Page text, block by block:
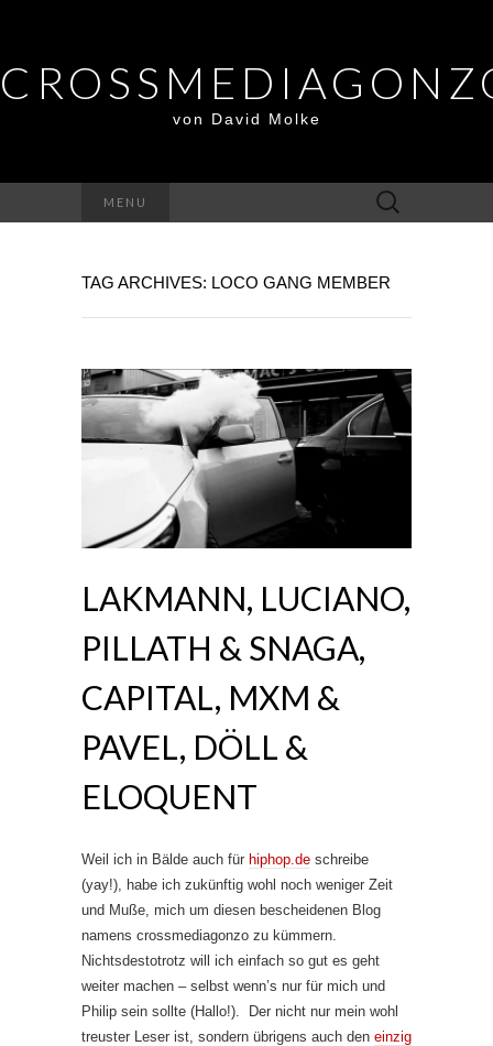
von David Molke
MENU
Suche
nach:
TAG ARCHIVES: LOCO GANG MEMBER
LAKMANN, LUCIANO,
PILLATH & SNAGA,
CAPITAL, MXM &
PAVEL, DÖLL &
ELOQUENT
Weil ich in Bälde auch für hiphop.de schreibe
(yay!), habe ich zukünftig wohl noch weniger Zeit
und Muße, mich um diesen bescheidenen Blog
namens crossmediagonzo zu kümmern.
Nichtsdestotrotz will ich einfach so gut es geht
weiter machen – selbst wenn’s nur für mich und
Philip sein sollte (Hallo!). Der nicht nur mein wohl
treuster Leser ist, sondern übrigens auch den einzig